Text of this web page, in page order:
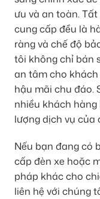
ưu và an toàn.
cung cấp đều là
ràng và chế độ
tôi không chỉ bán
an tâm cho
hậu mãi chu đáo.
nhiều khách
lượng dịch vụ của
Nếu bạn đang có
cấp đèn xe hoặc
pháp khác cho
liên hệ với chúng